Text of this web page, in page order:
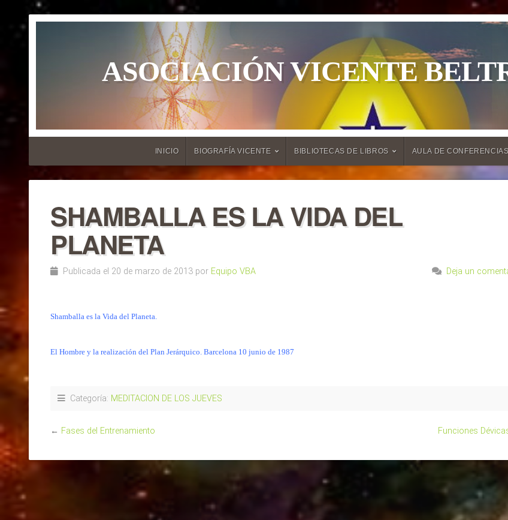
ASOCIACIÓN VICENTE
INICIO BIOGRAFÍA VICENTE BIBLIOTECAS DE LIBROS AULA DE CONFERENCIAS
SHAMBALLA ES LA VIDA DEL
PLANETA
Publicada el 20 de marzo de 2013 por Equipo VBA Deja un
Shamballa es la Vida del Planeta.
El Hombre y la realización del Plan Jerárquico. Barcelona 10 junio de 1987
Categoría: MEDITACION DE LOS JUEVES
← Fases del Entrenamiento Funciones